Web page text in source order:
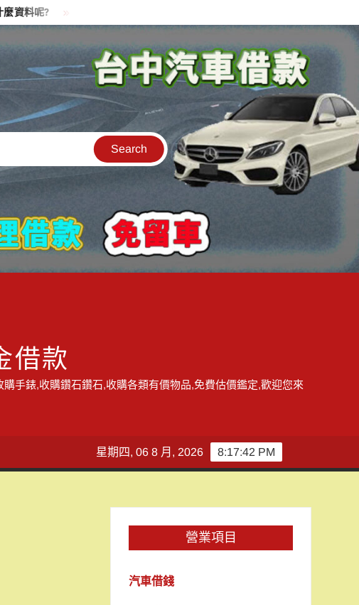
料呢? 貸款中的中古機車可以借款嗎?機車可以騎走嗎?
借款
手錶,收購鑽石鑽石,收購各類有價物品,免費估價鑑定,歡迎您來
8:17:43 PM
星期四, 06 8 月, 2026
營業項目
汽車借錢